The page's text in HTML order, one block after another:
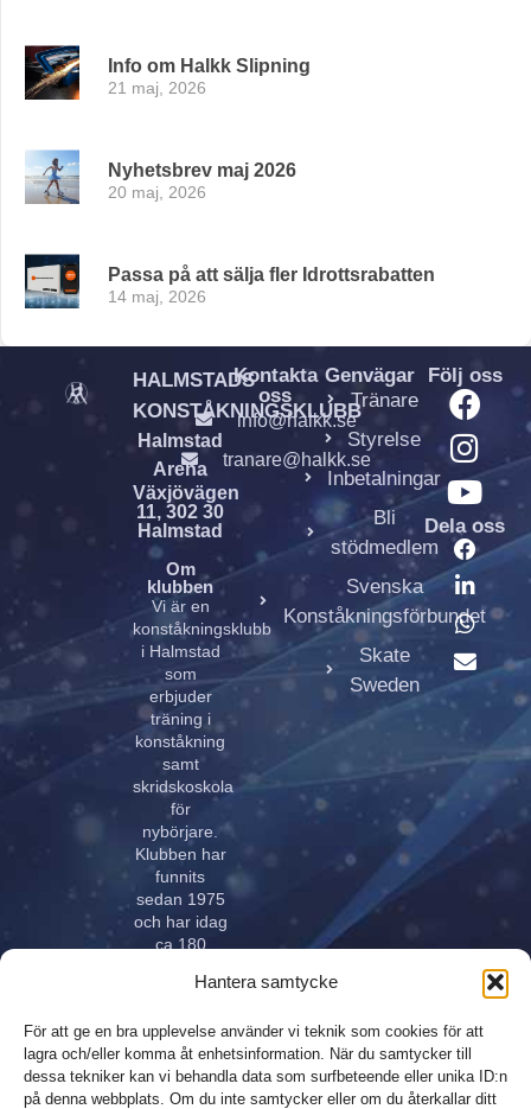
Hantera samtycke
För att ge en bra upplevelse använder vi teknik som cookies för att
lagra och/eller komma åt enhetsinformation. När du samtycker till
dessa tekniker kan vi behandla data som surfbeteende eller unika ID:n
på denna webbplats. Om du inte samtycker eller om du återkallar ditt
Info om Halkk Slipning
21 maj, 2026
Nyhetsbrev maj 2026
20 maj, 2026
Passa på att sälja fler Idrottsrabatten
14 maj, 2026
HALMSTADS
KONSTÅKNINGSKLUBB
Halmstad
Arena
Växjövägen
11, 302 30
Halmstad
Om
klubben
Vi är en
konståkningsklubb
i Halmstad
som
erbjuder
träning i
konståkning
samt
skridskoskola
för
nybörjare.
Klubben har
funnits
sedan 1975
och har idag
ca 180
i alla åldrar.
innehar
elitlicens.
Kontakta
oss
info@halkk.se
tranare@halkk.se
Genvägar
Tränare
Styrelse
Inbetalningar
Bli
stödmedlem
Svenska
Konståkningsförbundet
Skate
Sweden
Följ oss
Dela oss